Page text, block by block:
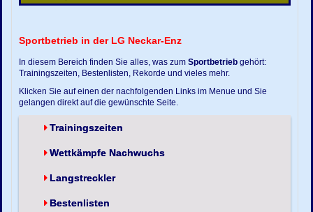
Sportbetrieb in der LG Neckar-Enz
In diesem Bereich finden Sie alles, was zumSportbetrieb gehört:
Trainingszeiten, Bestenlisten, Rekorde und vieles mehr.
Klicken Sie auf einen der nachfolgenden Links im Menue und Sie
gelangen direkt auf die gewünschte Seite.
Trainingszeiten
Wettkämpfe Nachwuchs
Langstreckler
Bestenlisten